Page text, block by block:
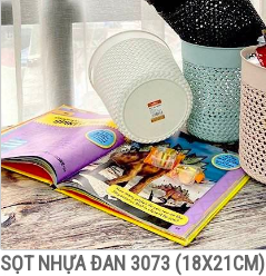
SỌT NHỰA ĐAN 3073 (18X21CM)